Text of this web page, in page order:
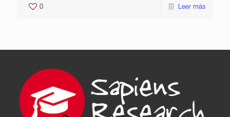
0 Leer más